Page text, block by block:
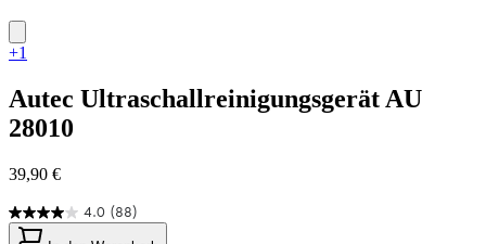
+1
Autec Ultraschallreinigungsgerät AU
28010
39,90 €
4.0 (88)
4.0